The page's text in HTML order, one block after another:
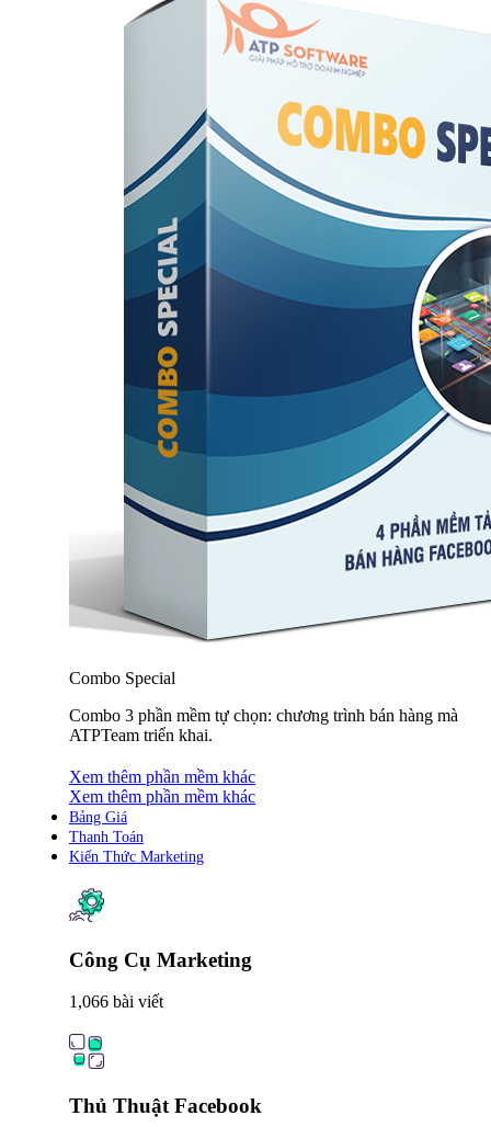
Combo Special
Combo 3 phần mềm tự chọn: chương trình bán hàng mà
ATPTeam triển khai.
Xem thêm phần mềm khác
Xem thêm phần mềm khác
Bảng Giá
Thanh Toán
Kiến Thức Marketing
Công Cụ Marketing
1,066 bài viết
Thủ Thuật Facebook